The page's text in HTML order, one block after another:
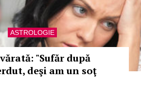
ASTROLOGIE
"Sufăr după
deşi am un soţ